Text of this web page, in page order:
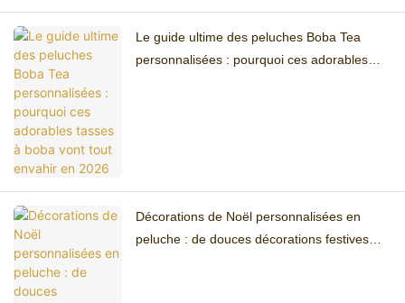
Le guide ultime des peluches Boba Tea
personnalisées : pourquoi ces adorables
Décorations de Noël personnalisées en
peluche : de douces décorations festives